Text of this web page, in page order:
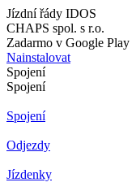
Jízdní řády IDOS
CHAPS spol. s r.o.
Zadarmo v Google Play
Nainstalovat
Spojení
Spojení
Spojení
Odjezdy
Jízdenky